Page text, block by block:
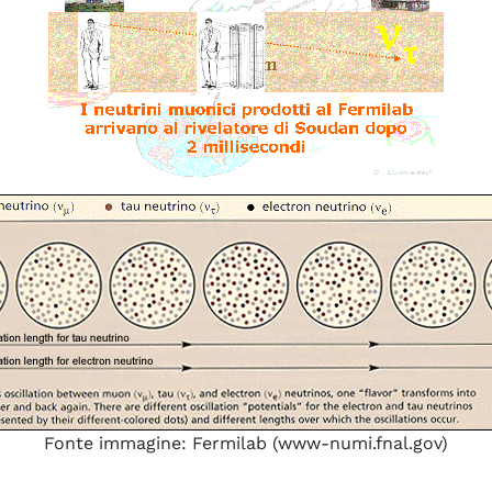
Fonte immagine: Fermilab (www-numi.fnal.gov)